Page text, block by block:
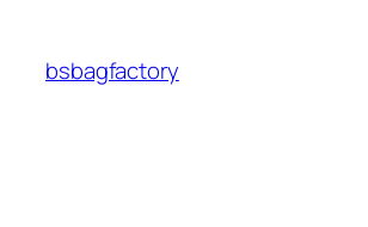
content
bsbagfactory